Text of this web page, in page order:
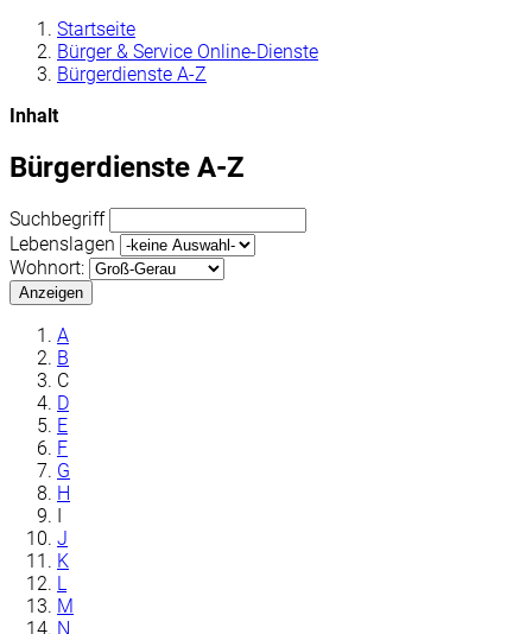
Startseite
Bürger & Service Online-Dienste
Bürgerdienste A-Z
Inhalt
Bürgerdienste A-Z
Suchbegriff
Lebenslagen
Wohnort:
Anzeigen
A
B
C
D
E
F
G
H
I
J
K
L
M
N